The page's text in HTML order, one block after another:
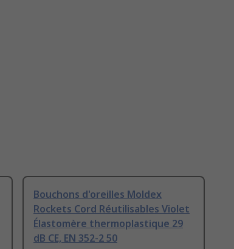
Bouchons d'oreilles Moldex
Rockets Cord Réutilisables Violet
Élastomère thermoplastique 29
dB CE, EN 352-2 50